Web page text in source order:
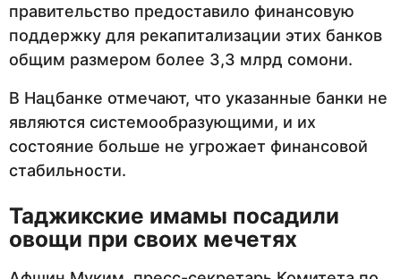
правительство предоставило финансовую
поддержку для рекапитализации этих банков
общим размером более 3,3 млрд сомони.
В Нацбанке отмечают, что указанные банки не
являются системообразующими, и их
состояние больше не угрожает финансовой
стабильности.
Таджикские имамы посадили
овощи при своих мечетях